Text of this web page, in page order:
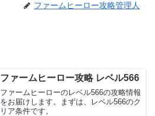
ファームヒーロー攻略管理人
ファームヒーロー攻略 レベル566
ファームヒーローのレベル566の攻略情報
をお届けします。まずは、レベル566のク
リア条件です。